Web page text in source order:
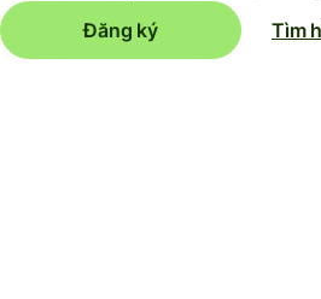
Đăng ký Tìm